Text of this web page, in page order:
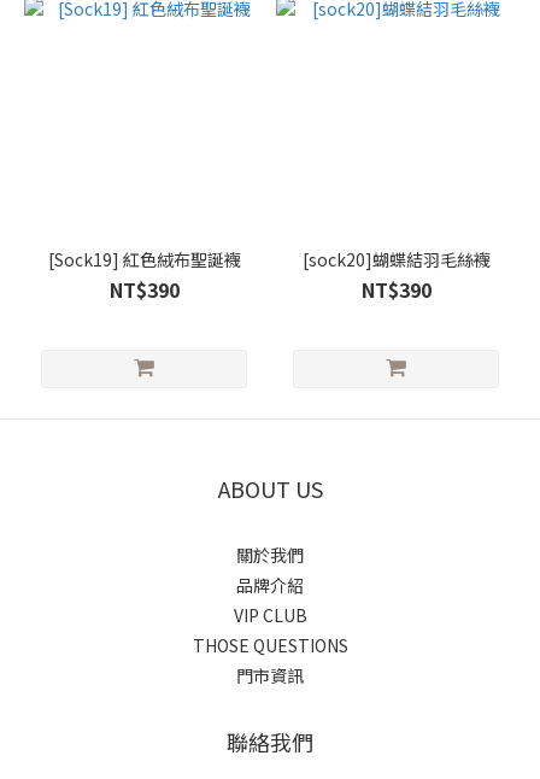
[Sock19] 紅色絨布聖誕襪
NT$390
[sock20]蝴蝶結羽毛絲襪
NT$390
ABOUT US
關於我們
品牌介紹
VIP CLUB
THOSE QUESTIONS
門市資訊
聯絡我們